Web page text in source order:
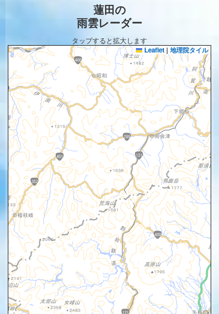
蓮田の
雨雲レーダー
タップすると拡大します
Leaflet | 地理院タイル